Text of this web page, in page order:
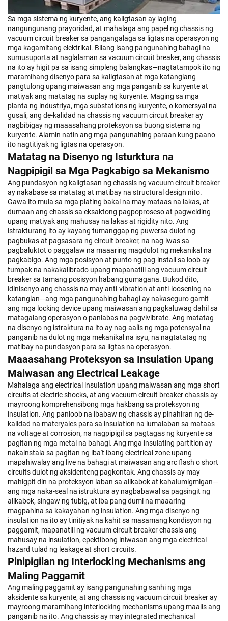
Sa mga sistema ng kuryente, ang kaligtasan ay laging
nangungunang prayoridad, at mahalaga ang papel ng chassis ng
vacuum circuit breaker sa pangangalaga sa ligtas na operasyon ng
mga kagamitang elektrikal. Bilang isang pangunahing bahagi na
sumusuporta at naglalaman sa vacuum circuit breaker, ang chassis
na ito ay higit pa sa isang simpleng balangkas—nagtatampok ito ng
maramihang disenyo para sa kaligtasan at mga katangiang
pangtulong upang maiwasan ang mga panganib sa kuryente at
matiyak ang matatag na suplay ng kuryente. Maging sa mga
planta ng industriya, mga substations ng kuryente, o komersyal na
gusali, ang de-kalidad na chassis ng vacuum circuit breaker ay
nagbibigay ng maaasahang proteksyon sa buong sistema ng
kuryente. Alamin natin ang mga pangunahing paraan kung paano
ito nagtitiyak ng ligtas na operasyon.
Matatag na Disenyo ng Isturktura na
Nagpipigil sa Mga Pagkabigo sa Mekanismo
Ang pundasyon ng kaligtasan ng chassis ng vacuum circuit breaker
ay nakabase sa matatag at matibay na structural design nito.
Gawa ito mula sa mga plating bakal na may mataas na lakas, at
dumaan ang chassis sa eksaktong pagpoproseso at pagwelding
upang matiyak ang mahusay na lakas at rigidity nito. Ang
istrakturang ito ay kayang tumanggap ng puwersa dulot ng
pagbukas at pagsasara ng circuit breaker, na nag-iwas sa
pagbaluktot o paggalaw na maaaring magdulot ng mekanikal na
pagkabigo. Ang mga posisyon at punto ng pag-install sa loob ay
tumpak na nakakalibrado upang mapanatili ang vacuum circuit
breaker sa tamang posisyon habang gumagana. Bukod dito,
idinisenyo ang chassis na may anti-vibration at anti-loosening na
katangian—ang mga pangunahing bahagi ay nakaseguro gamit
ang mga locking device upang maiwasan ang pagkaluwag dahil sa
matagalang operasyon o panlabas na pagvivibrate. Ang matatag
na disenyo ng istraktura na ito ay nag-aalis ng mga potensyal na
panganib na dulot ng mga mekanikal na isyu, na nagtatatag ng
matibay na pundasyon para sa ligtas na operasyon.
Maaasahang Proteksyon sa Insulation Upang
Maiwasan ang Electrical Leakage
Mahalaga ang electrical insulation upang maiwasan ang mga short
circuits at electric shocks, at ang vacuum circuit breaker chassis ay
mayroong komprehensibong mga hakbang sa proteksyon ng
insulation. Ang panloob na ibabaw ng chassis ay pinahiran ng de-
kalidad na materyales para sa insulation na lumalaban sa mataas
na voltage at corrosion, na nagpipigil sa pagtagas ng kuryente sa
pagitan ng mga metal na bahagi. Ang mga insulating partition ay
nakainstala sa pagitan ng iba't ibang electrical zone upang
mapahiwalay ang live na bahagi at maiwasan ang arc flash o short
circuits dulot ng aksidenteng pagkontak. Ang chassis ay may
mahigpit din na proteksyon laban sa alikabok at kahalumigmigan—
ang mga naka-seal na istruktura ay nagbabawal sa pagsingit ng
alikabok, singaw ng tubig, at iba pang dumi na maaaring
magpahina sa kakayahan ng insulation. Ang mga disenyo ng
insulation na ito ay tinitiyak na kahit sa masamang kondisyon ng
paggamit, mapanatili ng vacuum circuit breaker chassis ang
mahusay na insulation, epektibong iniwasan ang mga electrical
hazard tulad ng leakage at short circuits.
Pinipigilan ng Interlocking Mechanisms ang
Maling Paggamit
Ang maling paggamit ay isang pangunahing sanhi ng mga
aksidente sa kuryente, at ang chassis ng vacuum circuit breaker ay
mayroong maramihang interlocking mechanisms upang maalis ang
panganib na ito. Ang chassis ay may integrated mechanical